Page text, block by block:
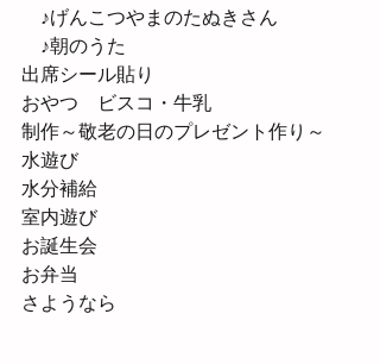
♪げんこつやまのたぬきさん
♪朝のうた
出席シール貼り
おやつ　ビスコ・牛乳
制作～敬老の日のプレゼント作り～
水遊び
水分補給
室内遊び
お誕生会
お弁当
さようなら